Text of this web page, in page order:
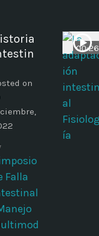
on
Falla
00:26